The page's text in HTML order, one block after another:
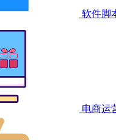
软件脚
电商运